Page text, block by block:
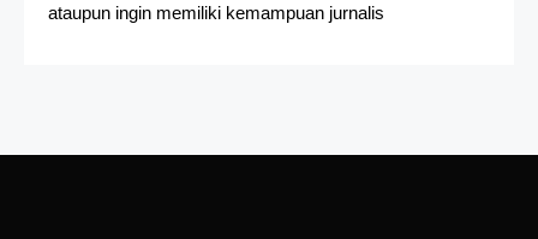
ataupun ingin memiliki kemampuan jurnalis